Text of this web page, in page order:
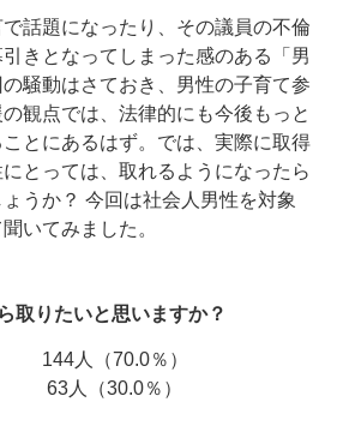
話題になったり、その議員の不倫
きとなってしまった感のある「男
騒動はさておき、男性の子育て参
観点では、法律的にも今後もっと
とにあるはず。では、実際に取得
とっては、取れるようになったら
うか？ 今回は社会人男性を対象
いてみました。
取りたいと思いますか？
人（70.0％）
63人（30.0％）